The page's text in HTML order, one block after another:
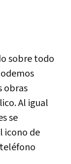
sobre todo
obras
Al igual
se
icono de